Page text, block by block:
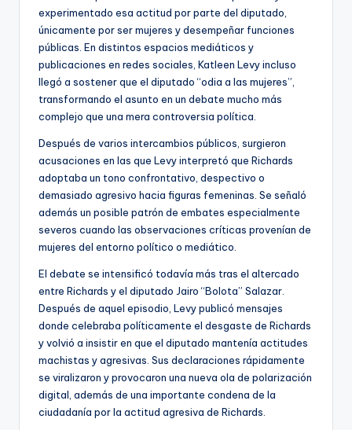
experimentado esa actitud por parte del diputado,
únicamente por ser mujeres y desempeñar funciones
públicas. En distintos espacios mediáticos y
publicaciones en redes sociales, Katleen Levy incluso
llegó a sostener que el diputado “odia a las mujeres”,
transformando el asunto en un debate mucho más
complejo que una mera controversia política.
Después de varios intercambios públicos, surgieron
acusaciones en las que Levy interpretó que Richards
adoptaba un tono confrontativo, despectivo o
demasiado agresivo hacia figuras femeninas. Se señaló
además un posible patrón de embates especialmente
severos cuando las observaciones críticas provenían de
mujeres del entorno político o mediático.
El debate se intensificó todavía más tras el altercado
entre Richards y el diputado Jairo “Bolota” Salazar.
Después de aquel episodio, Levy publicó mensajes
donde celebraba políticamente el desgaste de Richards
y volvió a insistir en que el diputado mantenía actitudes
machistas y agresivas. Sus declaraciones rápidamente
se viralizaron y provocaron una nueva ola de polarización
digital, además de una importante condena de la
ciudadanía por la actitud agresiva de Richards.